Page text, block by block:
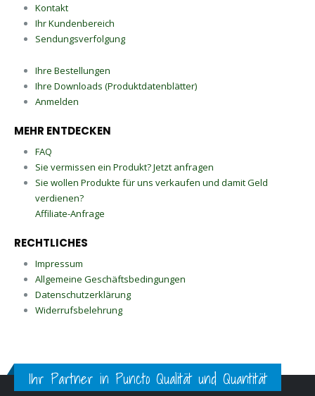
Kontakt
Ihr Kundenbereich
Sendungsverfolgung
Ihre Bestellungen
Ihre Downloads (Produktdatenblätter)
Anmelden
MEHR ENTDECKEN
FAQ
Sie vermissen ein Produkt? Jetzt anfragen
Sie wollen Produkte für uns verkaufen und damit Geld
verdienen?
Affiliate-Anfrage
RECHTLICHES
Impressum
Allgemeine Geschäftsbedingungen
Datenschutzerklärung
Widerrufsbelehrung
Ihr Partner in Puncto Qualität und Quantität